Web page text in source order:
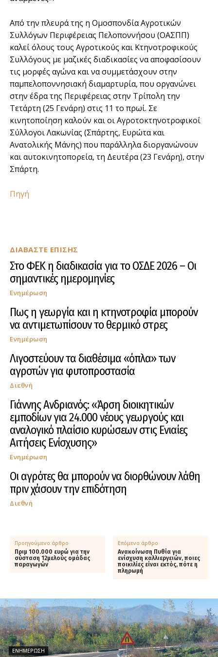
ΔΙΑΒΑΣΤΕ ΕΠΙΣΗΣ
Στο ΦΕΚ η διαδικασία για το ΟΣΔΕ 2026 – Οι
σημαντικές ημερομηνίες
Ενημέρωση
Πως η γεωργία και η κτηνοτροφία μπορούν
να αντιμετωπίσουν το θερμικό στρες
Ενημέρωση
Λιγοστεύουν τα διαθέσιμα «όπλα» των
αγροτών για φυτοπροστασία
Διεθνή
Γιάννης Ανδριανός: «Άρση διοικητικών
εμποδίων για 24.000 νέους γεωργούς και
αναλογικό πλαίσιο κυρώσεων στις Ενιαίες
Αιτήσεις Ενίσχυσης»
Ενημέρωση
Οι αγρότες θα μπορούν να διορθώνουν λάθη
πριν χάσουν την επιδότηση
Διεθνή
Από την πλευρά της η Ομοσπονδία Αγροτικών
Συλλόγων Περιφέρειας Πελοποννήσου (ΟΑΣΠΠ)
καλεί όλους τους Αγροτικούς και Κτηνοτροφικούς
Συλλόγους με μαζικές διαδικασίες να αποφασίσουν
τις μορφές αγώνα και να συμμετάσχουν στην
παμπελοποννησιακή διαμαρτυρία, που οργανώνει
στην έδρα της Περιφέρειας στην Τρίπολη την
Τετάρτη (25 Γενάρη) στις 11 το πρωί. Σε
κινητοποίηση καλούν και οι Αγροτοκτηνοτροφικοί
Σύλλογοι Λακωνίας (Σπάρτης, Ευρώτα και
Ανατολικής Μάνης) που παράλληλα διοργανώνουν
και αυτοκινητοπορεία, τη Δευτέρα (23 Γενάρη), στην
Σπάρτη.
Πηγή
Προηγούμενο άρθρο
Πριμ 100.000 ευρώ για την
σύσταση 12μελούς ομάδας
παραγωγών
Επόμενο άρθρο
Ανακοίνωση Πυθία για
ενίσχυση καλλιεργειών, ποιες
ποικιλίες είναι εκτός, πότε η
πληρωμή
ΕΝΗΜΈΡΩΣΗ